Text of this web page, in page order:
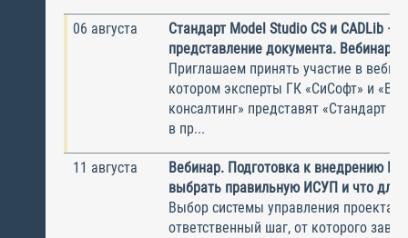
06 августа
Стандарт Model Studio CS и CADLib —
представление документа. Вебинар
Приглашаем принять участие в
котором эксперты ГК «СиСофт» и
консалтинг» представят «Стандарт
в пр...
11 августа
Вебинар. Подготовка к внедрению
выбрать правильную ИСУП и что для
Выбор системы управления
ответственный шаг, от которого